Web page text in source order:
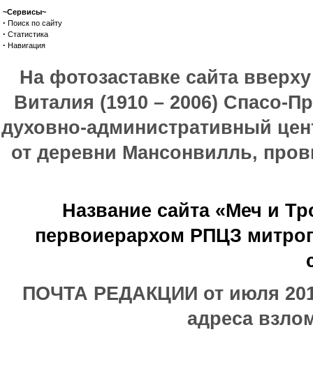
~Сервисы~
· Поиск по сайту
· Статистика
· Навигация
На фотозаставке сайта
Виталия (1910 – 2006) Спасо-
духовно-административный
от деревни Мансонвилль,
Название сайта «Меч и
первоиерархом РПЦЗ
ПОЧТА РЕДАКЦИИ от июля
адреса